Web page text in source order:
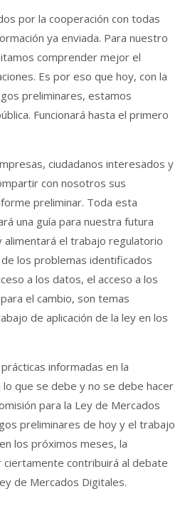
por la cooperación con todas
ya enviada. Para nuestro
comprender mejor el
Es por eso que hoy, con la
preliminares, estamos
Funcionará hasta el primero
ciudadanos interesados ​​y
con nosotros sus
preliminar. Toda esta
una guía para nuestra futura
alimentará el trabajo regulatorio
los problemas identificados
a los datos, el acceso a los
el cambio, son temas
de aplicación de la ley en los
informadas en la
que se debe y no se debe hacer
para la Ley de Mercados
preliminares de hoy y el trabajo
los próximos meses, la
contribuirá al debate
de Mercados Digitales.